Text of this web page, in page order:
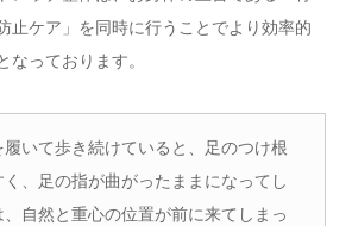
止ケア」を同時に行うことでより効率的
っております。
いて歩き続けていると、足のつけ根
、足の指が曲がったままになってし
自然と重心の位置が前に来てしまっ